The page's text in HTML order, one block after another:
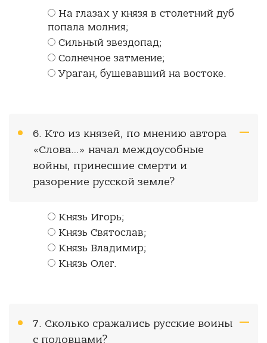
На глазах у князя в столетний дуб
попала молния;
Сильный звездопад;
Солнечное затмение;
Ураган, бушевавший на востоке.
6. Кто из князей, по мнению автора
«Слова…» начал междоусобные
войны, принесшие смерти и
разорение русской земле?
Князь Игорь;
Князь Святослав;
Князь Владимир;
Князь Олег.
7. Сколько сражались русские воины
с половцами?